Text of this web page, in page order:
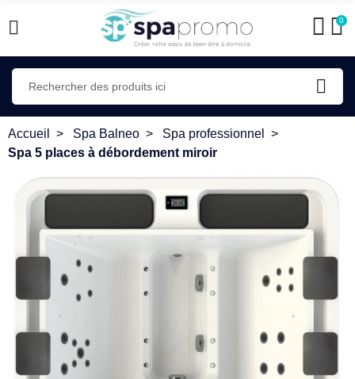
0
Accueil Spa Balneo
Spa professionnel
Spa 5 places à débordement miroir